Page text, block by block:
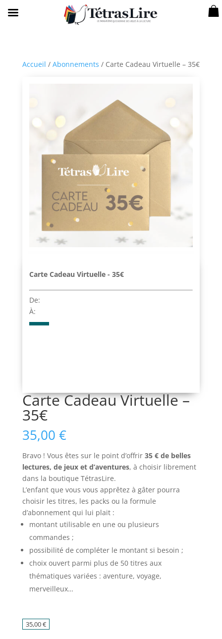
Accueil / Abonnements / Carte Cadeau Virtuelle – 35€
Carte Cadeau Virtuelle - 35€
De:
À:
Carte Cadeau Virtuelle –
35€
35,00 €
Bravo ! Vous êtes sur le point d’offrir 35 € de belles
lectures, de jeux et d’aventures, à choisir librement
dans la boutique TétrasLire.
L’enfant que vous vous apprêtez à gâter pourra
choisir les titres, les packs ou la formule
d’abonnement qui lui plait :
montant utilisable en une ou plusieurs
commandes ;
possibilité de compléter le montant si besoin ;
choix ouvert parmi plus de 50 titres aux
thématiques variées : aventure, voyage,
merveilleux…
35,00€